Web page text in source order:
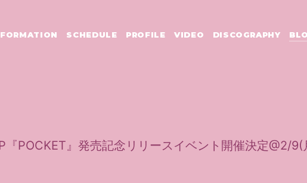
SCHEDULE PROFILE VIDEO DISCOGRAPHY
『POCKET』発売記念リリースイベント開催決定@2/